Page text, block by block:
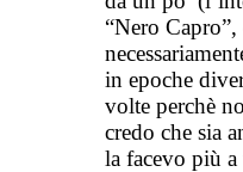
“Nero
in epoche
volte perchè
credo che sia
la facevo più